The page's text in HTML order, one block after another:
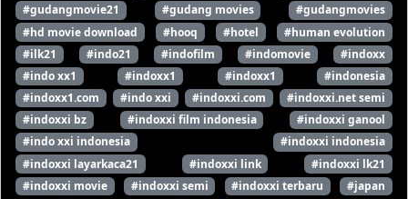
#gudangmovie21
#gudang movies
#gudangmovies
#hd movie download
#hooq #hotel
#human evolution
#ilk21
#indo21 #indofilm #indomovie
#indoxx
#indo xx1
#indoxx1 #indoxx1
#indonesia
#indoxx1.com
#indo xxi #indoxxi.com
#indoxxi.net semi
#indoxxi bz
#indoxxi film indonesia
#indoxxi ganool
#indo xxi indonesia
#indoxxi indonesia
#indoxxi layarkaca21
#indoxxi link
#indoxxi lk21
#indoxxi movie
#indoxxi semi #indoxxi terbaru
#japan